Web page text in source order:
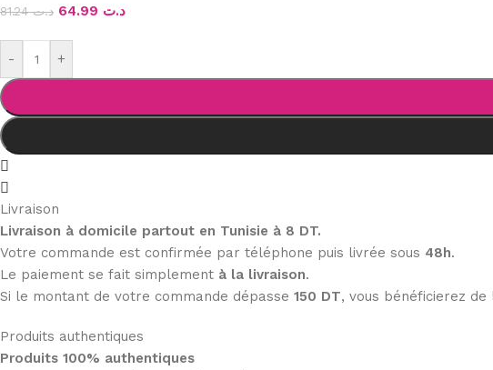
د.ت81.24 د.ت
- +
Livraison
Livraison à domicile partout en Tunisie à 8 DT.
Votre commande est confirmée par téléphone puis livrée sous 48h.
Le paiement se fait simplement à la livraison.
Si le montant de votre commande dépasse 150 DT, vous bénéficierez de
Produits authentiques
Produits 100% authentiques